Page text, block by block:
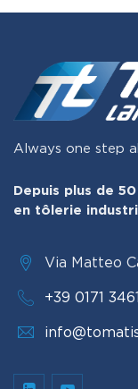
Always one step
Depuis plus de
en tôlerie
Via Matteo
+39 0171